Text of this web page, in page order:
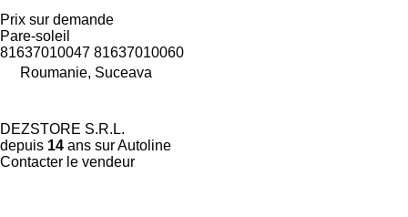
Prix sur demande
Pare-soleil
81637010047 81637010060
Roumanie, Suceava
DEZSTORE S.R.L.
depuis 14 ans sur Autoline
Contacter le vendeur